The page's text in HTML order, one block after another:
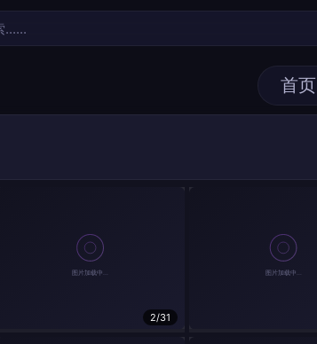
首页
2/31